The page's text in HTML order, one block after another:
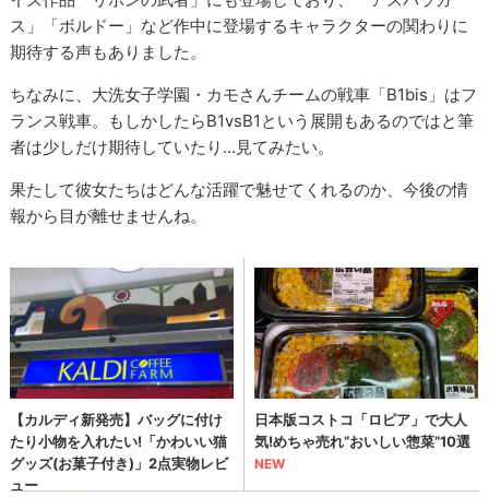
ス」「ボルドー」など作中に登場するキャラクターの関わりに
期待する声もありました。
ちなみに、大洗女子学園・カモさんチームの戦車「B1bis」はフ
ランス戦車。もしかしたらB1vsB1という展開もあるのではと筆
者は少しだけ期待していたり…見てみたい。
果たして彼女たちはどんな活躍で魅せてくれるのか、今後の情
報から目が離せませんね。